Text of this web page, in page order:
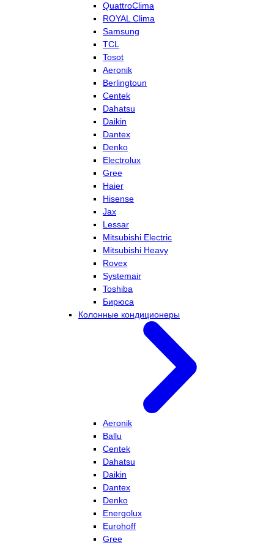
QuattroClima
ROYAL Clima
Samsung
TCL
Tosot
Aeronik
Berlingtoun
Centek
Dahatsu
Daikin
Dantex
Denko
Electrolux
Gree
Haier
Hisense
Jax
Lessar
Mitsubishi Electric
Mitsubishi Heavy
Rovex
Systemair
Toshiba
Бирюса
Колонные кондиционеры
Aeronik
Ballu
Centek
Dahatsu
Daikin
Dantex
Denko
Energolux
Eurohoff
Gree